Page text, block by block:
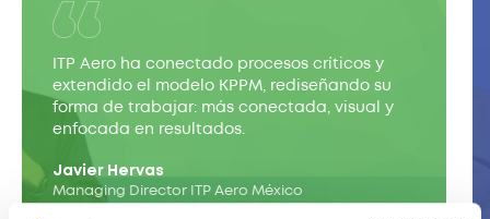
ITP Aero ha conectado procesos críticos y
extendido el modelo KPPM, rediseñando su
forma de trabajar: más conectada, visual y
enfocada en resultados.
Javier Hervas
Managing Director ITP Aero México